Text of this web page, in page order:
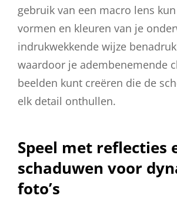
gebruik van een macro lens
vormen en kleuren van je
indrukwekkende wijze
waardoor je adembenemende
beelden kunt creëren die de
elk detail onthullen.
Speel met reflecties
schaduwen voor
foto’s